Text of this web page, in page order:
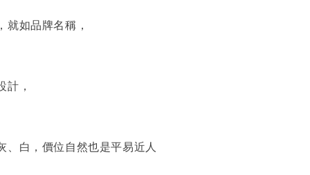
就如品牌名稱，
計，
、白，價位自然也是平易近人